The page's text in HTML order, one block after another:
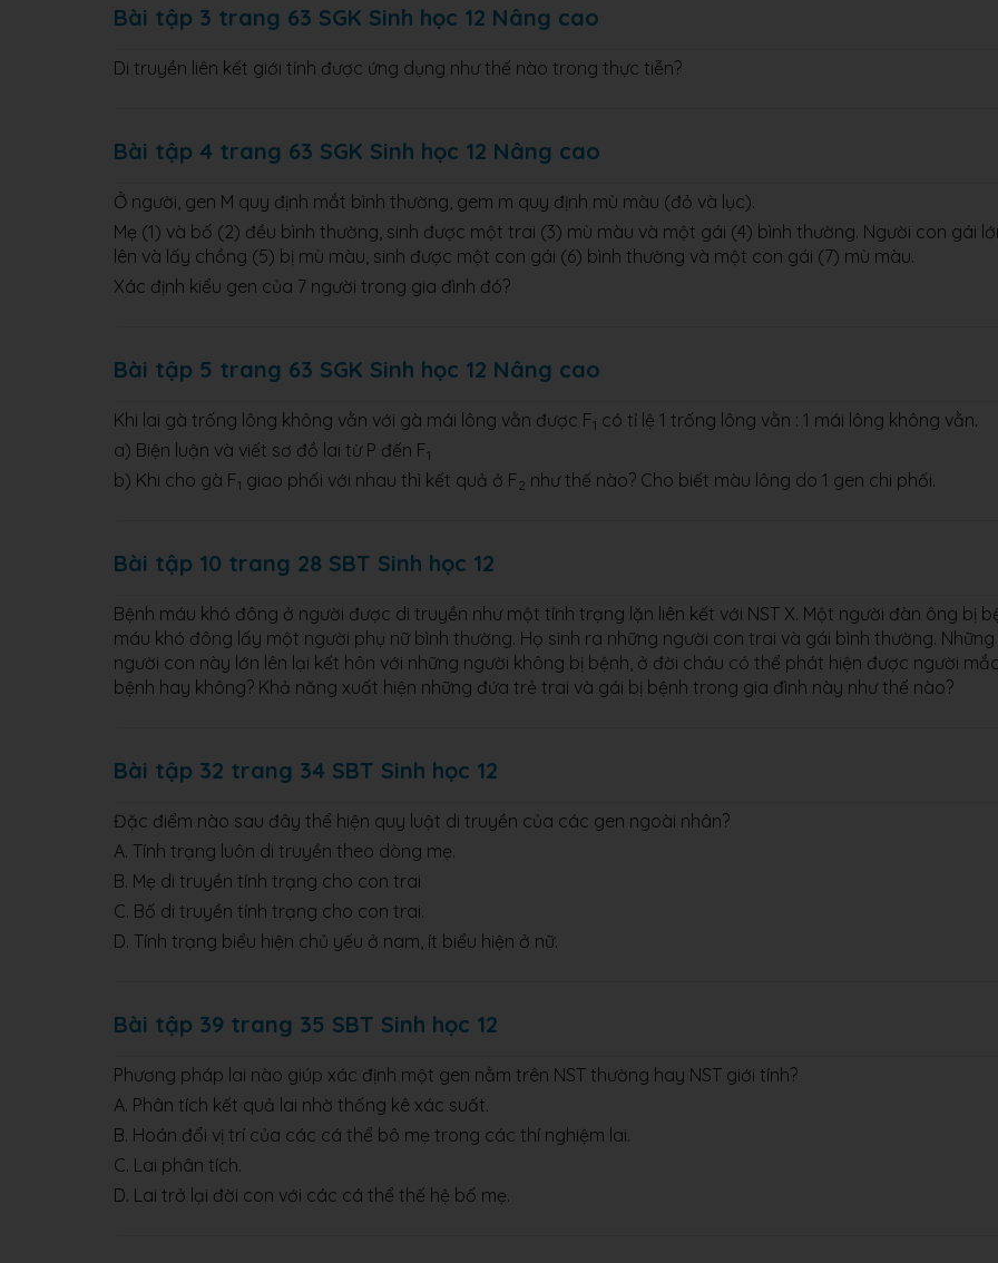
Bài tập 3 trang 63 SGK Sinh học 12 Nâng cao
Di truyền liên kết giới tính được ứng dụng như thế nào trong thực tiễn?
Bài tập 4 trang 63 SGK Sinh học 12 Nâng cao
Ở người, gen M quy định mắt bình thường, gem m quy định mù màu (đỏ và lục).
Mẹ (1) và bố (2) đều bình thường, sinh được một trai (3) mù màu và một gái (4) bình thường. Người con gái
lên và lấy chồng (5) bị mù màu, sinh được một con gái (6) bình thường và một con gái (7) mù màu.
Xác định kiểu gen của 7 người trong gia đình đó?
Bài tập 5 trang 63 SGK Sinh học 12 Nâng cao
Khi lai gà trống lông không vằn với gà mái lông vằn được F1 có tỉ lệ 1 trống lông vằn : 1 mái lông không vằn.
a) Biện luận và viết sơ đồ lai từ P đến F1
b) Khi cho gà F1 giao phối với nhau thì kết quả ở F2 như thế nào? Cho biết màu lông do 1 gen chi phối.
Bài tập 10 trang 28 SBT Sinh học 12
Bệnh máu khó đông ở người được di truyền như một tính trạng lặn liên kết với NST X. Một người đàn ông bị
máu khó đông lấy một người phụ nữ bình thường. Họ sinh ra những người con trai và gái bình thường. Những
người con này lớn lên lại kết hôn với những người không bị bệnh, ở đời cháu có thể phát hiện được người
bệnh hay không? Khả năng xuất hiện những đứa trẻ trai và gái bị bệnh trong gia đình này như thế nào?
Bài tập 32 trang 34 SBT Sinh học 12
Đặc điểm nào sau đây thể hiện quy luật di truyền của các gen ngoài nhân?
A. Tính trạng luôn di truyền theo dòng mẹ.
B. Mẹ di truyền tính trạng cho con trai
C. Bố di truyền tính trạng cho con trai.
D. Tính trạng biểu hiện chủ yếu ở nam, ít biểu hiện ở nữ.
Bài tập 39 trang 35 SBT Sinh học 12
Phương pháp lai nào giúp xác định một gen nằm trên NST thường hay NST giới tính?
A. Phân tích kết quả lai nhờ thống kê xác suất.
B. Hoán đổi vị trí của các cá thể bô mẹ trong các thí nghiệm lai.
C. Lai phân tích.
D. Lai trở lại đời con với các cá thể thế hệ bố mẹ.